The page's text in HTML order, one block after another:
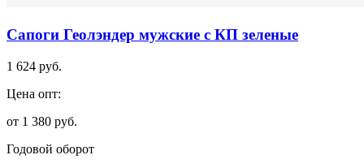
Сапоги Геолэндер мужские с КП зеленые
1 624 руб.
Цена опт:
от 1 380 руб.
Годовой оборот